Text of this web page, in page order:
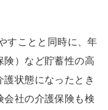
すことと同時に、年
険）など貯蓄性の高
状態になったとき
会社の介護保険も検